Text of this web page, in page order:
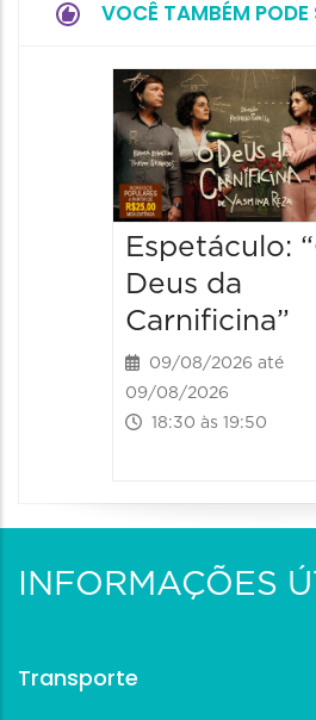
VOCÊ TAMBÉM PODE
Espetáculo:
Deus da
Carnificina”
09/08/2026 até
09/08/2026
18:30 às 19:50
INFORMAÇÕES
Transporte